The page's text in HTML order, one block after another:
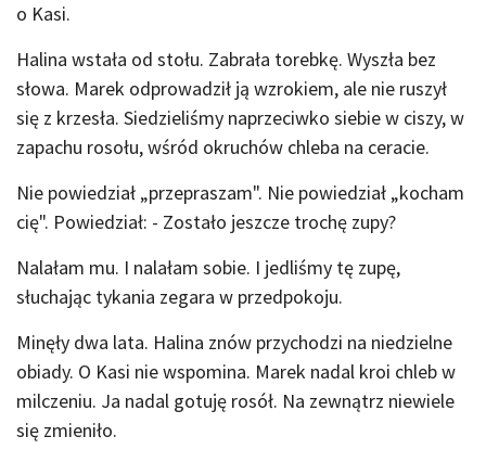
o Kasi.
Halina wstała od stołu. Zabrała torebkę. Wyszła bez
słowa. Marek odprowadził ją wzrokiem, ale nie ruszył
się z krzesła. Siedzieliśmy naprzeciwko siebie w ciszy, w
zapachu rosołu, wśród okruchów chleba na ceracie.
Nie powiedział „przepraszam". Nie powiedział „kocham
cię". Powiedział: - Zostało jeszcze trochę zupy?
Nalałam mu. I nalałam sobie. I jedliśmy tę zupę,
słuchając tykania zegara w przedpokoju.
Minęły dwa lata. Halina znów przychodzi na niedzielne
obiady. O Kasi nie wspomina. Marek nadal kroi chleb w
milczeniu. Ja nadal gotuję rosół. Na zewnątrz niewiele
się zmieniło.